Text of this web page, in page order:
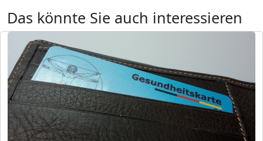
Das könnte Sie auch interessieren